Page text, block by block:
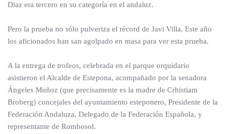
Diaz era tercero en su categoría en el andaluz.
Pero la prueba no sólo pulveriza el récord de Javi Villa. Este año
los aficionados han san agolpado en masa para ver esta prueba.
A la entrega de trofeos, celebrada en el parque orquidario
asistieron el Alcalde de Estepona, acompañado por la senadora
Ángeles Muñoz (que precisamente es la madre de Crhistiam
Broberg) concejales del ayuntamiento esteponero, Presidente de la
Federación Andaluza, Delegado de la Federación Española, y
representante de Rombosol.